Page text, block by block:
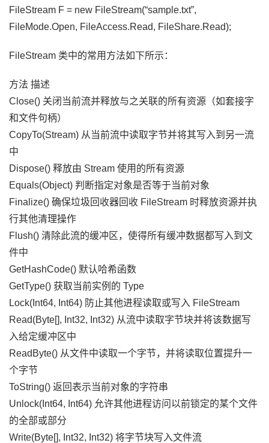
FileStream F = new FileStream(“sample.txt”,
FileMode.Open, FileAccess.Read, FileShare.Read);
FileStream 类中的常用方法如下所示：
方法 描述
Close() 关闭当前流并释放与之关联的所有资源（如套接字
和文件句柄）
CopyTo(Stream) 从当前流中读取字节并将其写入到另一流
中
Dispose() 释放由 Stream 使用的所有资源
Equals(Object) 判断指定对象是否等于当前对象
Finalize() 确保垃圾回收器回收 FileStream 时释放资源并执
行其他清理操作
Flush() 清除此流的缓冲区，使得所有缓冲数据都写入到文
件中
GetHashCode() 默认哈希函数
GetType() 获取当前实例的 Type
Lock(Int64, Int64) 防止其他进程读取或写入 FileStream
Read(Byte[], Int32, Int32) 从流中读取字节块并将该数据写
入给定缓冲区中
ReadByte() 从文件中读取一个字节，并将读取位置提升一
个字节
ToString() 返回表示当前对象的字符串
Unlock(Int64, Int64) 允许其他进程访问以前锁定的某个文件
的全部或部分
Write(Byte[], Int32, Int32) 将字节块写入文件流